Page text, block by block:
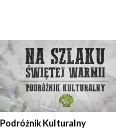
Podróżnik Kulturalny